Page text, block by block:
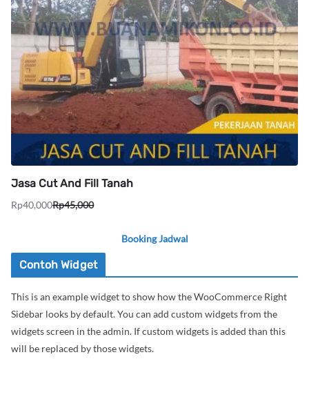
Jasa Cut And Fill Tanah
Rp45,000
Harga
Rp45,000.
Rp40,000
Harga
adalah:
Rp40,000.
Booking Jadwal
Contoh Widget
This is an example widget to show how the WooCommerce Right
Sidebar looks by default. You can add custom widgets from the
widgets screen in the admin. If custom widgets is added than this
will be replaced by those widgets.